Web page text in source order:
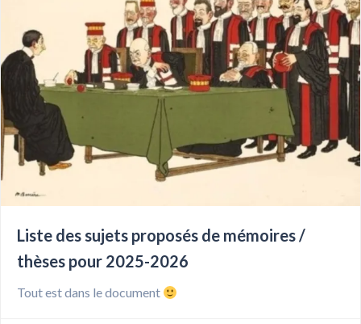
Liste des sujets proposés de mémoires /
thèses pour 2025-2026
Tout est dans le document